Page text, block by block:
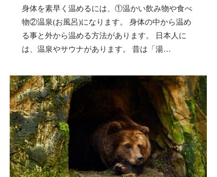
身体を素早く温めるには、①温かい飲み物や食べ
物②温泉(お風呂)になります。 身体の中から温め
る事と外から温める方法があります。 日本人に
は、温泉やサウナがあります。 昔は「湯…